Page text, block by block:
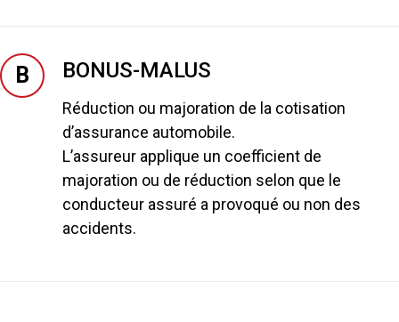
B BONUS-MALUS
Réduction ou majoration de la cotisation
d’assurance automobile.
L’assureur applique un coefficient de
majoration ou de réduction selon que le
conducteur assuré a provoqué ou non des
accidents.